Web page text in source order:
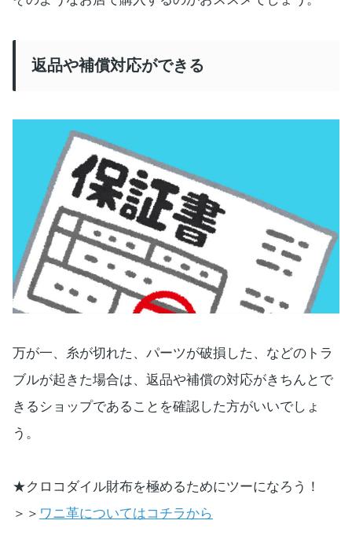
返品や補償対応ができる
万が一、糸が切れた、パーツが破損した、などのトラ
ブルが起きた場合は、返品や補償の対応がきちんとで
きるショップであることを確認した方がいいでしょ
う。
★クロコダイル財布を極めるためにツーになろう！
＞＞ ワニ革についてはコチラから